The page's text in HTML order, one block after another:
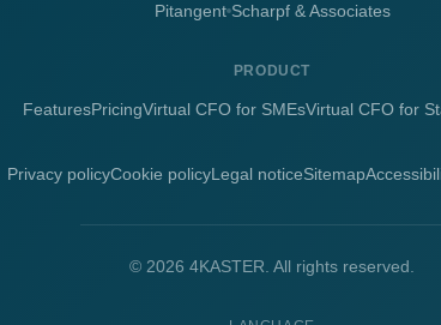
Pitangent Scharpf & Associates
PRODUCT
FeaturesPricingVirtual CFO for SMEsVirtual CFO for
Privacy policyCookie policyLegal noticeSitemap
© 2026 4KASTER. All rights reserved.